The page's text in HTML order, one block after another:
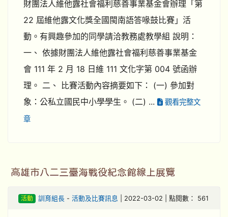
財團法人維他露社會福利慈善事業基金會辦理「第
22 屆維他露文化獎全國閩南語答喙鼓比賽」活
動。有興趣參加的同學請洽教務處教學組 說明：
一、 依據財團法人維他露社會福利慈善事業基金
會 111 年 2 月 18 日維 111 文化字第 004 號函辦
理。 二、 比賽活動內容摘要如下： (一) 參加對
象：公私立國民中小學學生。 (二) ...
觀看完整文
章
高雄市八二三臺海戰役紀念館線上展覽
活動 訓育組長- 活動及比賽訊息 | 2022-03-02 | 點閱數： 561